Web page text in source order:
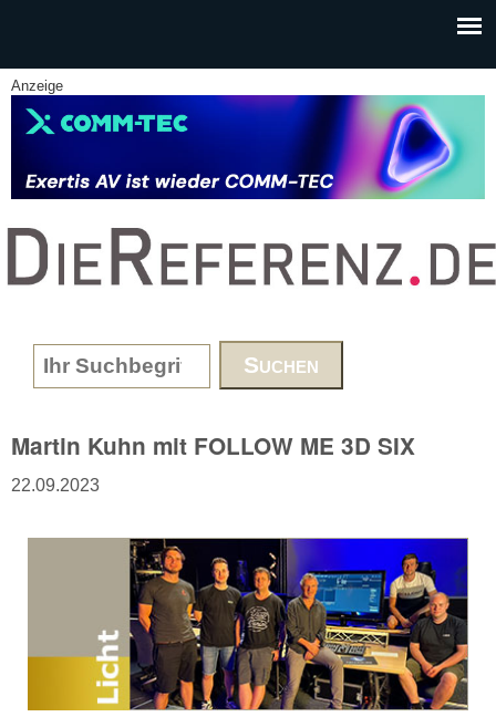
Anzeige
www.DieReferenz.de
Search form
Martin Kuhn mit FOLLOW ME 3D SIX
22.09.2023